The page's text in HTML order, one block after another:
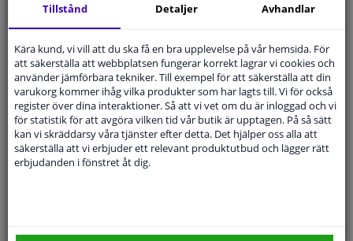
Inte Tillgänglig Via Telefon
Ställ din fråga hos våra produktspecialister.
Frågor Och Svar
Modellmatchande garanti, Hitta rätt bildelar.
Fyll i ditt registreringsnummerellerVälj din bil.
Tillstånd Detaljer Avhandlar
Kära kund, vi vill att du ska få en bra upplevelse på vår hemsida. För
att säkerställa att webbplatsen fungerar korrekt lagrar vi cookies och
använder jämförbara tekniker. Till exempel för att säkerställa att din
varukorg kommer ihåg vilka produkter som har lagts till. Vi för också
register över dina interaktioner. Så att vi vet om du är inloggad och vi
för statistik för att avgöra vilken tid vår butik är upptagen. På så sätt
kan vi skräddarsy våra tjänster efter detta. Det hjälper oss alla att
säkerställa att vi erbjuder ett relevant produktutbud och lägger rätt
erbjudanden i fönstret åt dig.